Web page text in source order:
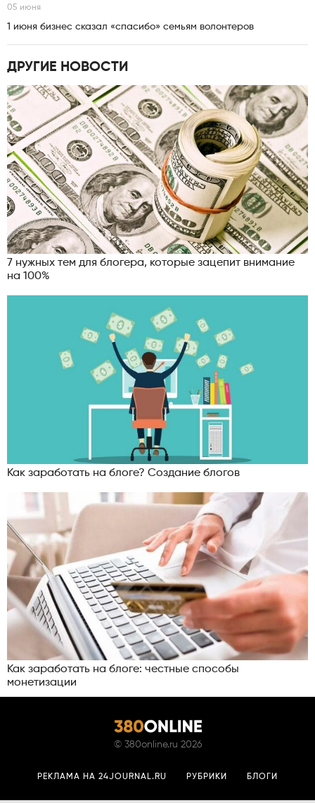
05 июня
1 июня бизнес сказал «спасибо» семьям волонтеров
ДРУГИЕ НОВОСТИ
7 нужных тем для блогера, которые зацепит внимание
на 100%
Как заработать на блоге? Создание блогов
Как заработать на блоге: честные способы
монетизации
© 380online.ru 2026
РЕКЛАМА НА 24JOURNAL.RU РУБРИКИ БЛОГИ